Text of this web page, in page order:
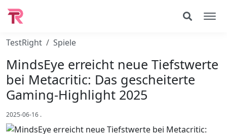
TestRight Spiele
MindsEye erreicht neue Tiefstwerte
bei Metacritic: Das gescheiterte
Gaming-Highlight 2025
2025-06-16 .